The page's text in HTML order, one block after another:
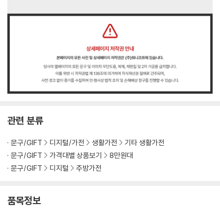
관련 분류
문구/GIFT 디지털/가전 생활가전
기타 생활가전
문구/GIFT
가격대별 상품보기
8만원대
문구/GIFT
디지털 주방가전
품목정보